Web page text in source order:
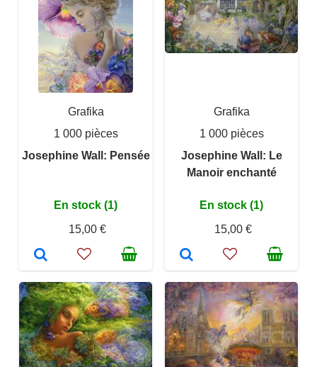
Grafika
1 000 pièces
Josephine Wall: Pensée
En stock (1)
15,00 €
Grafika
1 000 pièces
Josephine Wall: Le
Manoir enchanté
En stock (1)
15,00 €